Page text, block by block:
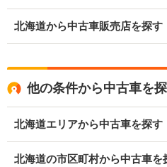
北海道から中古車販売店を探す
他の条件から中古車を
北海道エリアから中古車を探す
北海道の市区町村から中古車を